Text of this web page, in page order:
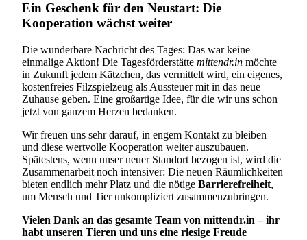
Ein Geschenk für den Neustart: Die
Kooperation wächst weiter
Die wunderbare Nachricht des Tages: Das war keine
einmalige Aktion! Die Tagesförderstätte mittendr.in möchte
in Zukunft jedem Kätzchen, das vermittelt wird, ein eigenes,
kostenfreies Filzspielzeug als Aussteuer mit in das neue
Zuhause geben. Eine großartige Idee, für die wir uns schon
jetzt von ganzem Herzen bedanken.
Wir freuen uns sehr darauf, in engem Kontakt zu bleiben
und diese wertvolle Kooperation weiter auszubauen.
Spätestens, wenn unser neuer Standort bezogen ist, wird die
Zusammenarbeit noch intensiver: Die neuen Räumlichkeiten
bieten endlich mehr Platz und die nötige Barrierefreiheit,
um Mensch und Tier unkompliziert zusammenzubringen.
Vielen Dank an das gesamte Team von mittendr.in – ihr
habt unseren Tieren und uns eine riesige Freude